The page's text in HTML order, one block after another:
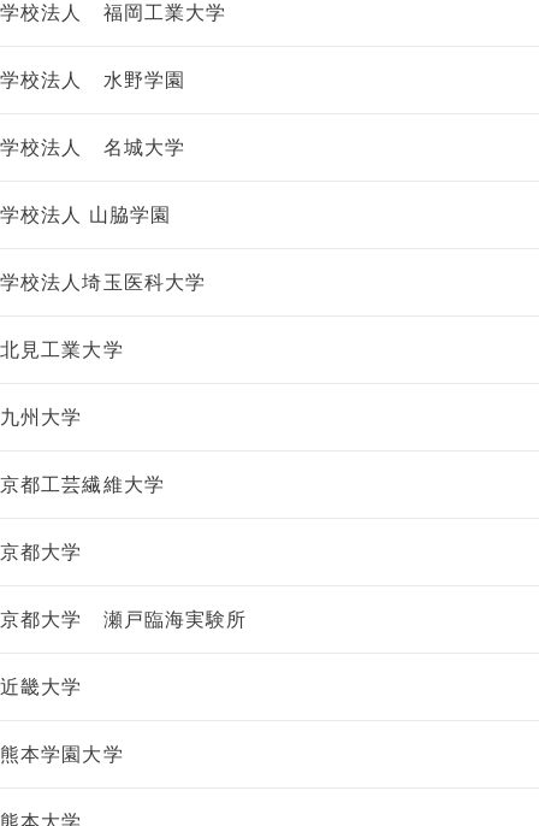
学校法人 福岡工業大学
学校法人 水野学園
学校法人 名城大学
学校法人 山脇学園
学校法人埼玉医科大学
北見工業大学
九州大学
京都工芸繊維大学
京都大学
京都大学 瀬戸臨海実験所
近畿大学
熊本学園大学
熊本大学